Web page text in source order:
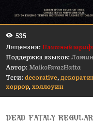
535
Лицензия: Платный
Поддержка языков:
Автор: MaikoFarazHatta
Теги:decorative,
хоррор, хэллоуин